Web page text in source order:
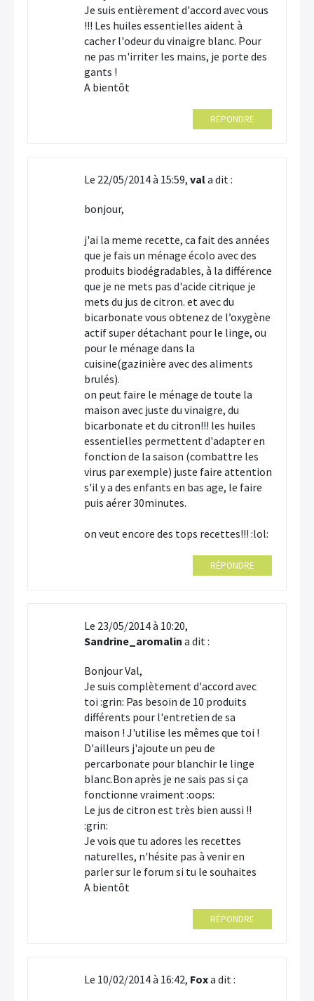
Je suis entièrement d'accord avec vous
!!! Les huiles essentielles aident à
cacher l'odeur du vinaigre blanc. Pour
ne pas m'irriter les mains, je porte des
gants !
A bientôt
RÉPONDRE
Le 22/05/2014 à 15:59, vala dit :
bonjour,
j'ai la meme recette, ca fait des années
que je fais un ménage écolo avec des
produits biodégradables, à la différence
que je ne mets pas d'acide citrique je
mets du jus de citron. et avec du
bicarbonate vous obtenez de l’oxygène
actif super détachant pour le linge, ou
pour le ménage dans la
cuisine(gazinière avec des aliments
brulés).
on peut faire le ménage de toute la
maison avec juste du vinaigre, du
bicarbonate et du citron!!! les huiles
essentielles permettent d'adapter en
fonction de la saison (combattre les
virus par exemple) juste faire attention
s'il y a des enfants en bas age, le faire
puis aérer 30minutes.
on veut encore des tops recettes!!! :lol:
RÉPONDRE
Le 23/05/2014 à 10:20,
Sandrine_aromalin a dit :
Bonjour Val,
Je suis complètement d'accord avec
toi :grin: Pas besoin de 10 produits
différents pour l'entretien de sa
maison ! J'utilise les mêmes que toi !
D'ailleurs j'ajoute un peu de
percarbonate pour blanchir le linge
blanc.Bon après je ne sais pas si ça
fonctionne vraiment :oops:
Le jus de citron est très bien aussi !!
:grin:
Je vois que tu adores les recettes
naturelles, n'hésite pas à venir en
parler sur le forum si tu le souhaites
A bientôt
RÉPONDRE
Le 10/02/2014 à 16:42, Foxa dit :